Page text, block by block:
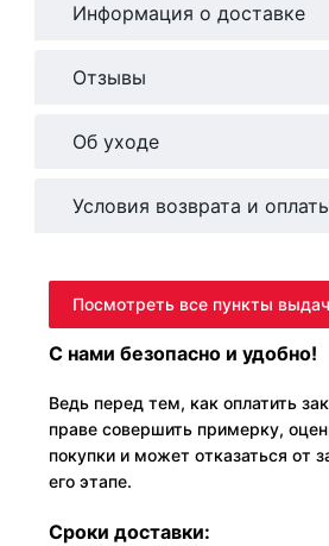
Информация о доставке
Отзывы
Об уходе
Условия возврата и
Посмотреть все пункты
С нами безопасно и удобно!
Ведь перед тем, как оплатить
праве совершить примерку,
покупки и может отказаться от
его этапе.
Сроки доставки: